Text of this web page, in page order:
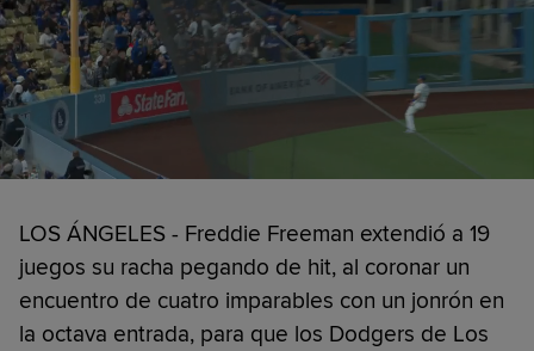
LOS ÁNGELES - Freddie Freeman extendió a 19
juegos su racha pegando de hit, al coronar un
encuentro de cuatro imparables con un jonrón en
la octava entrada, para que los Dodgers de Los